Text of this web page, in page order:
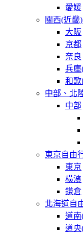
愛媛
關西(近畿
大阪
京都
奈良
兵
和歌
中部、北
中部
東京自由
東京
橫濱
鎌倉
北海道自
道南
道